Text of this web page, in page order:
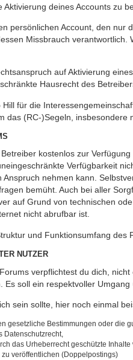
deines Accounts zu
persönlichen Account, den nur
Missbrauch
auf Aktivierung
Hausrecht des
für die
das (RC-)Segeln, insbesondere
kostenlos zur
Verfügbarkeit
Anspruch nehmen kann.
bemüht. Auch bei aller
auf Grund von technischen
nicht abrufbar ist.
und Funktionsumfang
NUTZER
verpflichtest du dich,
Es soll ein respektvoller
sein sollte, hier noch einmal
gesetzliche Bestimmungen oder die
Datenschutzrecht,
das Urheberrecht geschützte
veröffentlichen (Doppelpostings)